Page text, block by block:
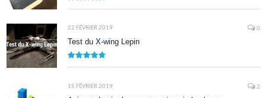
22 FÉVRIER 2019 0
Test du X-wing Lepin
15 FÉVRIER 2019 2